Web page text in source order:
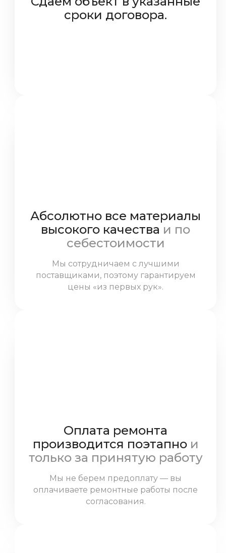
сроки договора.
Абсолютно все материалы
высокого качества и по
себестоимости
Мы сотрудничаем с лучшими
поставщиками, поэтому гарантируем
цены «из первых рук».
Оплата ремонта
производится поэтапнои
только за принятую работу
Мы не берем предоплату — вы
оплачиваете ремонтные работы после
согласования.